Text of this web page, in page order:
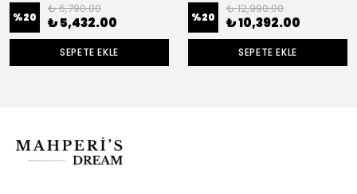
%20
₺ 6,790.00
₺ 5,432.00
SEPETE EKLE
%20
₺ 12,990.00
₺ 10,392.00
SEPETE EKLE